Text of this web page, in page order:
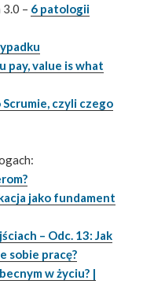
– 6 patologii
pay, value is what
czyli czego
jako fundament
– Odc. 13: Jak
sobie pracę?
w życiu? |